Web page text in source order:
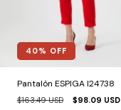
40% OFF
Pantalón ESPIGA I24738
$163.49 USD $98.09 USD